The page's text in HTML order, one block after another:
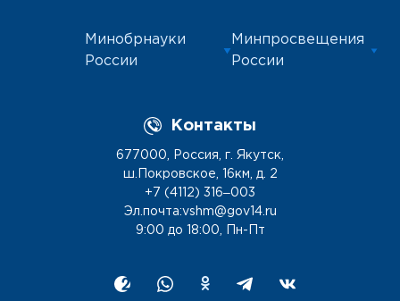
Минобрнауки
России
Минпросвещения
России
Контакты
677000, Россия, г. Якутск,
ш.Покровское, 16км, д. 2
+7 (4112) 316‒003
Эл.почта:vshm@gov14.ru
9:00 до 18:00, Пн-Пт